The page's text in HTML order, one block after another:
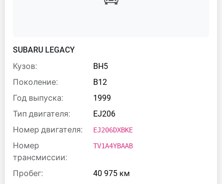
SUBARU LEGACY
Кузов:
BH5
Поколение:
B12
Год выпуска:
1999
Тип двигателя:
EJ206
Номер двигателя:
EJ206DXBKE
Номер
трансмиссии:
TV1A4YBAAB
Пробег:
40 975 км